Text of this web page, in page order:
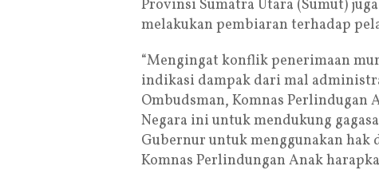
Provinsi Sumatra Utara (Sumut)
melakukan pembiaran terhadap
“Mengingat konflik penerimaan
indikasi dampak dari mal
Ombudsman, Komnas
Negara ini untuk mendukung
Gubernur untuk menggunakan
Komnas Perlindungan Anak